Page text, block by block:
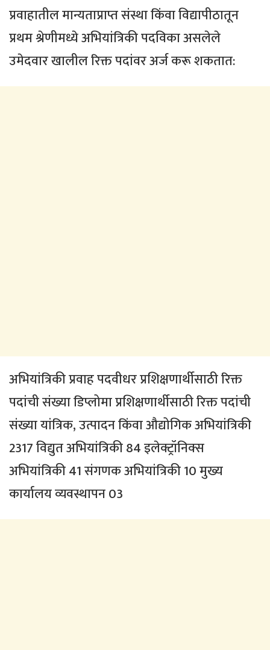
प्रवाहातील मान्यताप्राप्त संस्था किंवा विद्यापीठातून
प्रथम श्रेणीमध्ये अभियांत्रिकी पदविका असलेले
उमेदवार खालील रिक्त पदांवर अर्ज करू शकतात:
अभियांत्रिकी प्रवाह पदवीधर प्रशिक्षणार्थीसाठी रिक्त
पदांची संख्या डिप्लोमा प्रशिक्षणार्थीसाठी रिक्त पदांची
संख्या यांत्रिक, उत्पादन किंवा औद्योगिक अभियांत्रिकी
2317 विद्युत अभियांत्रिकी 84 इलेक्ट्रॉनिक्स
अभियांत्रिकी 41 संगणक अभियांत्रिकी 10 मुख्य
कार्यालय व्यवस्थापन 03